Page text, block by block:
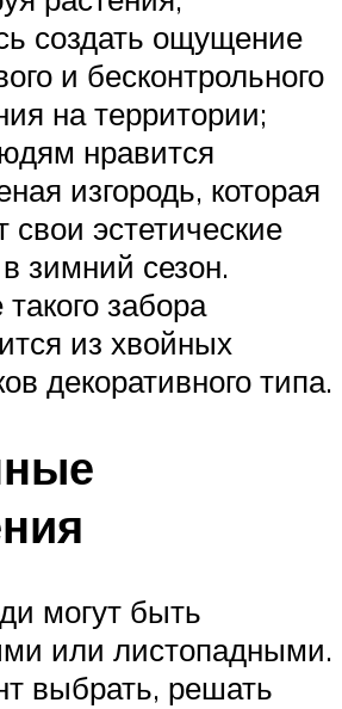
создать ощущение
и бесконтрольного
на территории;
нравится
изгородь, которая
свои эстетические
зимний сезон.
забора
из хвойных
декоративного типа.
могут быть
или листопадными.
выбрать, решать